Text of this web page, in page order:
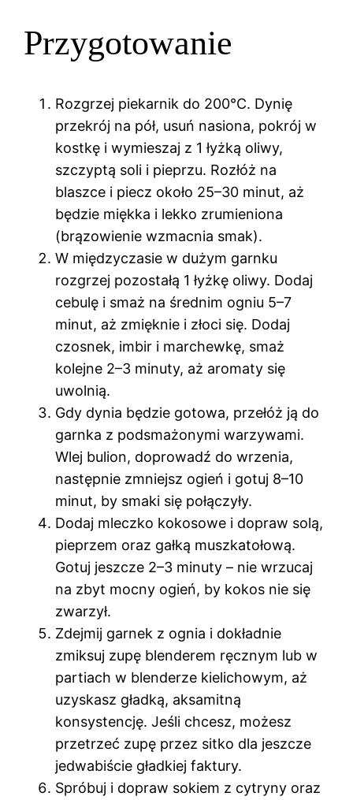
Przygotowanie
Rozgrzej piekarnik do 200°C. Dynię
przekrój na pół, usuń nasiona, pokrój w
kostkę i wymieszaj z 1 łyżką oliwy,
szczyptą soli i pieprzu. Rozłóż na
blaszce i piecz około 25–30 minut, aż
będzie miękka i lekko zrumieniona
(brązowienie wzmacnia smak).
W międzyczasie w dużym garnku
rozgrzej pozostałą 1 łyżkę oliwy. Dodaj
cebulę i smaż na średnim ogniu 5–7
minut, aż zmięknie i złoci się. Dodaj
czosnek, imbir i marchewkę, smaż
kolejne 2–3 minuty, aż aromaty się
uwolnią.
Gdy dynia będzie gotowa, przełóż ją do
garnka z podsmażonymi warzywami.
Wlej bulion, doprowadź do wrzenia,
następnie zmniejsz ogień i gotuj 8–10
minut, by smaki się połączyły.
Dodaj mleczko kokosowe i dopraw solą,
pieprzem oraz gałką muszkatołową.
Gotuj jeszcze 2–3 minuty – nie wrzucaj
na zbyt mocny ogień, by kokos nie się
zwarzył.
Zdejmij garnek z ognia i dokładnie
zmiksuj zupę blenderem ręcznym lub w
partiach w blenderze kielichowym, aż
uzyskasz gładką, aksamitną
konsystencję. Jeśli chcesz, możesz
przetrzeć zupę przez sitko dla jeszcze
jedwabiście gładkiej faktury.
Spróbuj i dopraw sokiem z cytryny oraz